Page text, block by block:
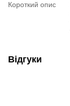
Короткий опис
Відгуки